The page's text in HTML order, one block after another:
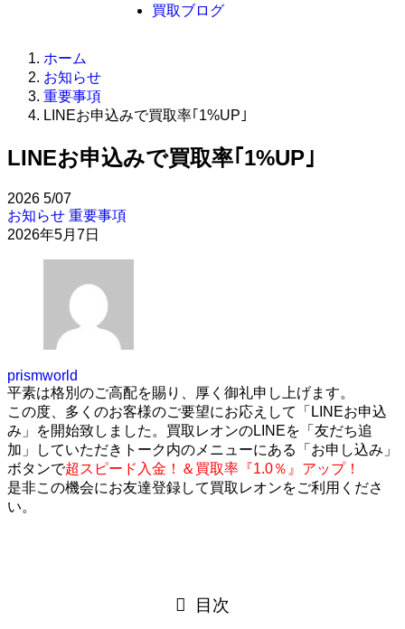
買取ブログ
ホーム
お知らせ
重要事項
LINEお申込みで買取率｢1%UP｣
LINEお申込みで買取率｢1%UP｣
2026 5/07
お知らせ 重要事項
2026年5月7日
prismworld
平素は格別のご高配を賜り、厚く御礼申し上げます。
この度、多くのお客様のご要望にお応えして「LINEお申込
み」を開始致しました。買取レオンのLINEを「友だち追
加」していただきトーク内のメニューにある「お申し込み」
ボタンで超スピード入金！＆買取率『1.0％』アップ！
是非この機会にお友達登録して買取レオンをご利用くださ
い。
目次